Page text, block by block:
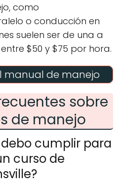
como
o conducción en
suelen ser de una a
$50 y $75 por hora.
manual de manejo
sobre
de manejo
cumplir para
curso de